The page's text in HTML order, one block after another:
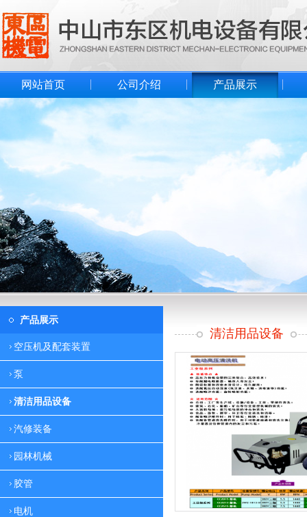
网站首页 公司介绍 产品展示
产品展示
空压机及配套装置
泵
清洁用品设备
汽修装备
园林机械
胶管
电机
清洁用品设备